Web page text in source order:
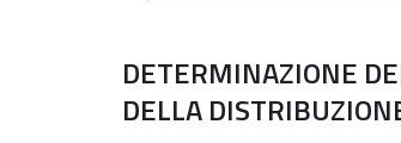
DETERMINAZIONE
DELLA